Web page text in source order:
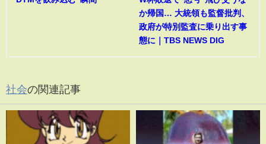
か帰国… 大統領も監督批判、
政府が特別監査に乗り出す事
態に｜TBS NEWS DIG
社会の関連記事